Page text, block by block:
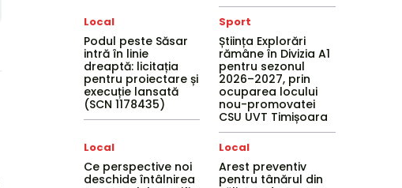
Local
Podul peste Săsar
intră în linie
dreaptă: licitația
pentru proiectare și
execuție lansată
(SCN 1178435)
Sport
Știința Explorări
rămâne în Divizia A1
pentru sezonul
2026–2027, prin
ocuparea locului
nou-promovatei
CSU UVT Timișoara
Local
Ce perspective noi
deschide întâlnirea
Local
Arest preventiv
pentru tânărul din